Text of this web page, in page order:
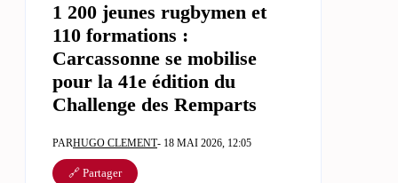
1 200 jeunes rugbymen et
110 formations :
Carcassonne se mobilise
pour la 41e édition du
Challenge des Remparts
PARHUGO CLEMENT- 18 MAI 2026, 12:05
🔗 Partager